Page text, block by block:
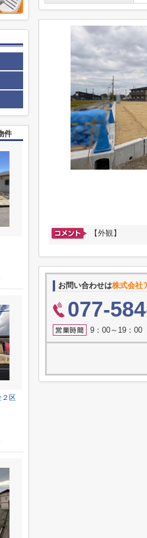
【外観】
お問い合わせは株式会社
077-
9：00～19：00
件
区